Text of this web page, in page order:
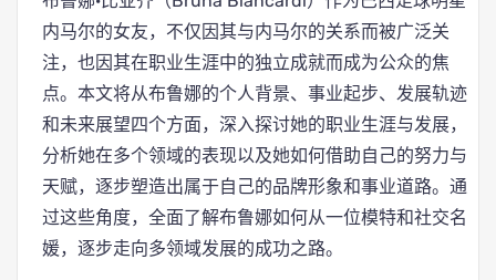
内马尔的女友，不仅因其与内马尔的关系而被广泛关
注，也因其在职业生涯中的独立成就而成为公众的焦
点。本文将从布鲁娜的个人背景、事业起步、发展轨迹
和未来展望四个方面，深入探讨她的职业生涯与发展，
分析她在多个领域的表现以及她如何借助自己的努力与
天赋，逐步塑造出属于自己的品牌形象和事业道路。通
过这些角度，全面了解布鲁娜如何从一位模特和社交名
媛，逐步走向多领域发展的成功之路。